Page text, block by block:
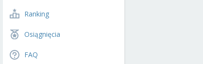
Ranking
Osiągnięcia
FAQ